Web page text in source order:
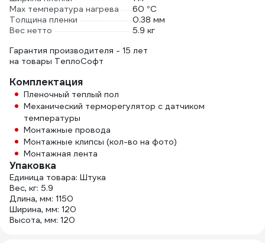
Max температура нагрева
60 °С
Толщина пленки
0.38 мм
Вес нетто
5.9 кг
Гарантия производителя - 15 лет
на товары ТеплоСофт
Комплектация
Пленочный теплый пол
Механический терморегулятор с датчиком
температуры
Монтажные провода
Монтажные клипсы (кол-во на фото)
Монтажная лента
Упаковка
Единица товара: Штука
Вес, кг: 5.9
Длина, мм: 1150
Ширина, мм: 120
Высота, мм: 120